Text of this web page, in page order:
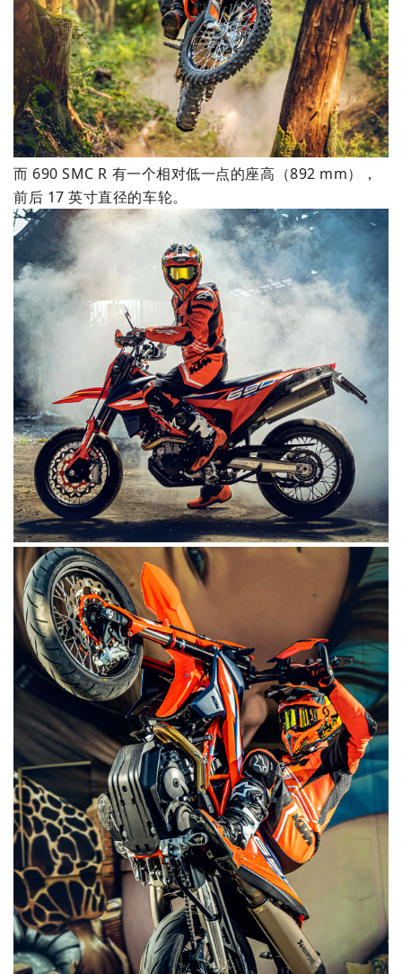
而 690 SMC R 有一个相对低一点的座高（892 mm），
前后 17 英寸直径的车轮。